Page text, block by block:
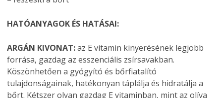
HATÓANYAGOK ÉS HATÁSAI:
ARGÁN KIVONAT:az E vitamin kinyerésének legjobb
forrása, gazdag az esszenciális zsírsavakban.
Köszönhetően a gyógyító és bőrfiatalító
tulajdonságainak, hatékonyan táplálja és hidratálja a
bőrt. Kétszer olyan gazdag E vitaminban, mint az olíva